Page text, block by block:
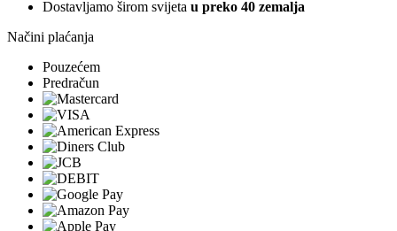
Dostavljamo širom svijeta u preko 40 zemalja
Načini plaćanja
Pouzećem
Predračun